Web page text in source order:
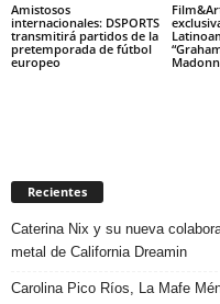
Amistosos
internacionales: DSPORTS
transmitirá partidos de la
pretemporada de fútbol
europeo
Recientes
Caterina Nix y su nueva
metal de California Dreamin
Carolina Pico Ríos, La Mafe